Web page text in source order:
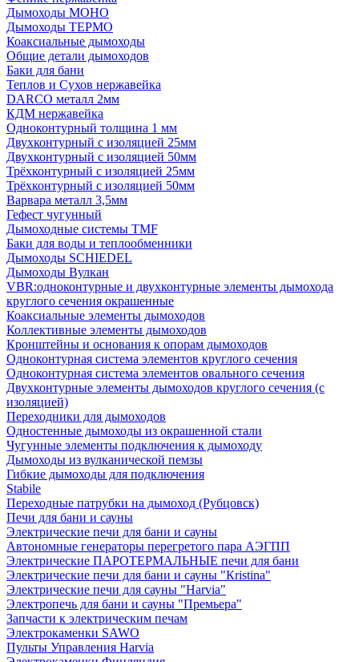
Дымоходы МОНО
Дымоходы ТЕРМО
Коаксиальные дымоходы
Общие детали дымоходов
Баки для бани
Теплов и Сухов нержавейка
DARCO металл 2мм
КДМ нержавейка
Одноконтурный толщина 1 мм
Двухконтурный с изоляцией 25мм
Двухконтурный с изоляцией 50мм
Трёхконтурный с изоляцией 25мм
Трёхконтурный с изоляцией 50мм
Варвара металл 3,5мм
Гефест чугунный
Дымоходные системы TMF
Баки для воды и теплообменники
Дымоходы SCHIEDEL
Дымоходы Вулкан
VBR:одноконтурные и двухконтурные элементы дымохода
круглого сечения окрашенные
Коаксиальные элементы дымоходов
Коллективные элементы дымоходов
Кронштейны и основания к опорам дымоходов
Одноконтурная система элементов круглого сечения
Одноконтурная система элементов овального сечения
Двухконтурные элементы дымоходов круглого сечения (с
изоляцией)
Переходники для дымоходов
Одностенные дымоходы из окрашенной стали
Чугунные элементы подключения к дымоходу
Дымоходы из вулканической пемзы
Гибкие дымоходы для подключения
Stabile
Переходные патрубки на дымоход (Рубцовск)
Печи для бани и сауны
Электрические печи для бани и сауны
Автономные генераторы перегретого пара АЭГПП
Электрические ПАРОТЕРМАЛЬНЫЕ печи для бани
Электрические печи для бани и сауны "Кristina"
Электрические печи для сауны "Harvia"
Электропечь для бани и сауны "Премьера"
Запчасти к электрическим печам
Электрокаменки SAWO
Пульты Управления Harvia